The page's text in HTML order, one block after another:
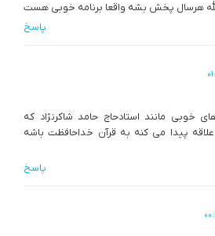
هرسال پخش بشه واقعا برنامه خوبی هست
پاسخ
خوبی مانند استادحاج حامد شاکرنژاد که
پیدا می کنه به قرآن خداحافظت باشه
پاسخ